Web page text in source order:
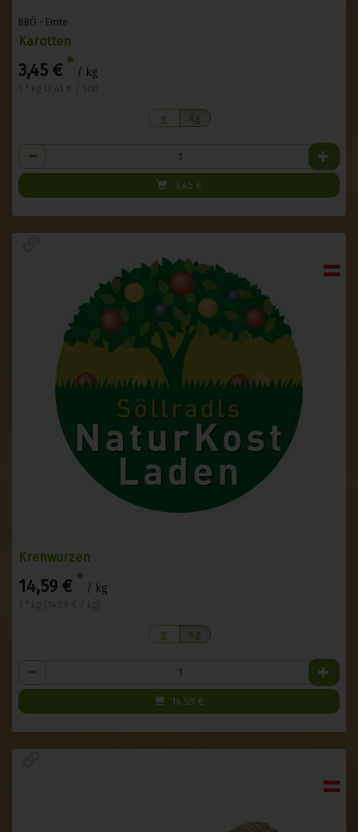
BBÖ - Ernte
Karotten
3,45 € * / kg
g Kg
Anzahl
3,45 €
Krenwurzen
14,59 € * / kg
g Kg
Anzahl
14,59 €